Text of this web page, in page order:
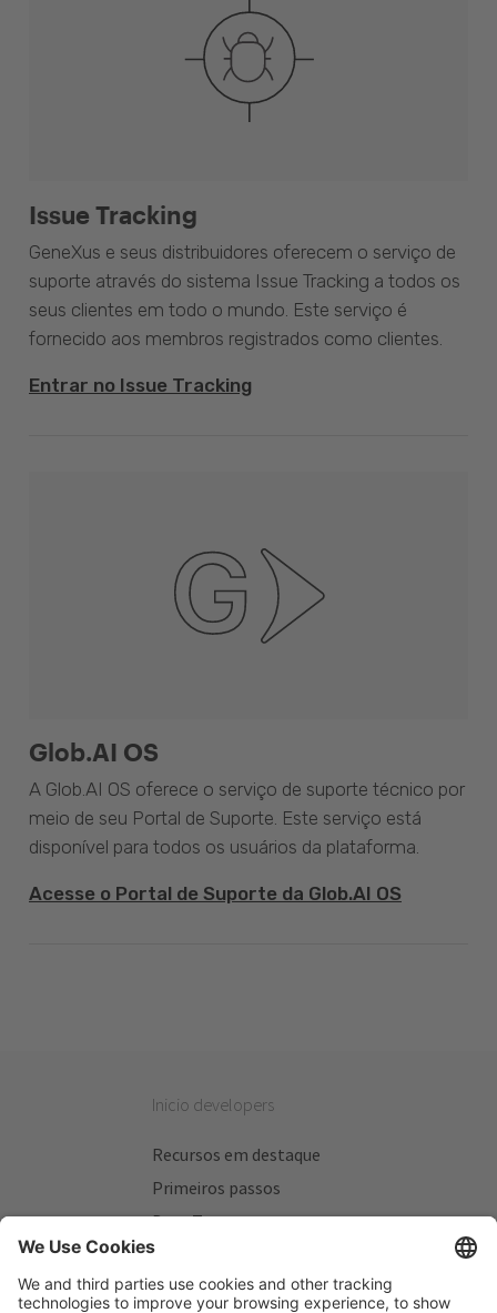
Issue Tracking
GeneXus e seus distribuidores oferecem o serviço de
suporte através do sistema Issue Tracking a todos os
seus clientes em todo o mundo. Este serviço é
fornecido aos membros registrados como clientes.
Entrar no Issue Tracking
Glob.AI OS
A Glob.AI OS oferece o serviço de suporte técnico por
meio de seu Portal de Suporte. Este serviço está
disponível para todos os usuários da plataforma.
Acesse o Portal de Suporte da Glob.AI OS
Inicio developers
Recursos em destaque
Primeiros passos
Beta Testers
Meus Planos